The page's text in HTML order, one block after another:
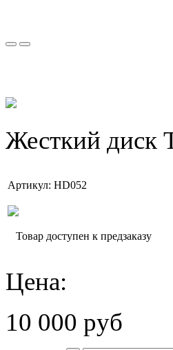
Жесткий диск
Артикул: HD052
Товар доступен к предзаказу
Цена:
10 000 руб